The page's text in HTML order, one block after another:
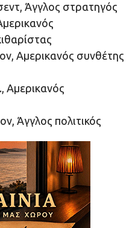
Άγγλος στρατηγός
Αμερικανός συνθέτης
Αμερικανός
Άγγλος πολιτικός